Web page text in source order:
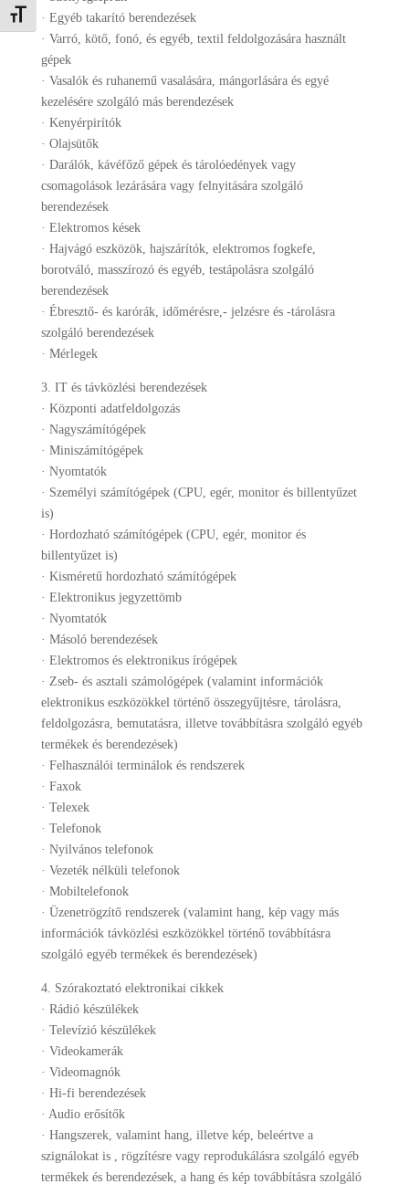
Betűméret váltása
· Egyéb takarító berendezések
· Varró, kötő, fonó, és egyéb, textil feldolgozására használt
gépek
· Vasalók és ruhanemű vasalására, mángorlására és egyé
kezelésére szolgáló más berendezések
· Kenyérpirítók
· Olajsütők
· Darálók, kávéfőző gépek és tárolóedények vagy
csomagolások lezárására vagy felnyitására szolgáló
berendezések
· Elektromos kések
· Hajvágó eszközök, hajszárítók, elektromos fogkefe,
borotváló, masszírozó és egyéb, testápolásra szolgáló
berendezések
· Ébresztő- és karórák, időmérésre,- jelzésre és -tárolásra
szolgáló berendezések
· Mérlegek
3. IT és távközlési berendezések
· Központi adatfeldolgozás
· Nagyszámítógépek
· Miniszámítógépek
· Nyomtatók
· Személyi számítógépek (CPU, egér, monitor és billentyűzet
is)
· Hordozható számítógépek (CPU, egér, monitor és
billentyűzet is)
· Kisméretű hordozható számítógépek
· Elektronikus jegyzettömb
· Nyomtatók
· Másoló berendezések
· Elektromos és elektronikus írógépek
· Zseb- és asztali számológépek (valamint információk
elektronikus eszközökkel történő összegyűjtésre, tárolásra,
feldolgozásra, bemutatásra, illetve továbbításra szolgáló egyéb
termékek és berendezések)
· Felhasználói terminálok és rendszerek
· Faxok
· Telexek
· Telefonok
· Nyilvános telefonok
· Vezeték nélküli telefonok
· Mobiltelefonok
· Üzenetrögzítő rendszerek (valamint hang, kép vagy más
információk távközlési eszközökkel történő továbbításra
szolgáló egyéb termékek és berendezések)
4. Szórakoztató elektronikai cikkek
· Rádió készülékek
· Televízió készülékek
· Videokamerák
· Videomagnók
· Hi-fi berendezések
· Audio erősítők
· Hangszerek, valamint hang, illetve kép, beleértve a
szignálokat is , rögzítésre vagy reprodukálásra szolgáló egyéb
termékek és berendezések, a hang és kép továbbításra szolgáló